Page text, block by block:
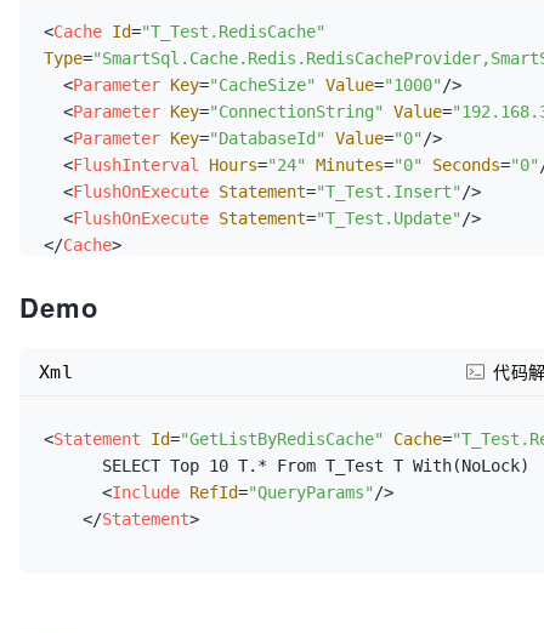
<Cache Id="T_Test.RedisCache"
Type=
<Parameter Key="CacheSize" Value="1000" />
<Parameter Key="ConnectionString" Value=
<Parameter Key="DatabaseId" Value="0" />
<FlushInterval Hours="24" Minutes="0" Seconds="0"
<FlushOnExecute Statement="T_Test.Insert" />
<FlushOnExecute Statement="T_Test.Update" />
</Cache>
Demo
<Statement Id="GetListByRedisCache" Cache=
<Include RefId="QueryParams" />
</Statement>
Xml 代码